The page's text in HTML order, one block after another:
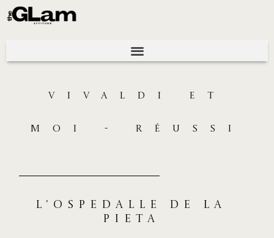
VIVALDI ET
MOI - RÉUSSI
L'ospedalle de la
pieta